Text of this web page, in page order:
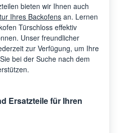
bieten wir Ihnen auch
Ihres Backofens an. Lernen
Türschloss effektiv
Unser freundlicher
zur Verfügung, um Ihre
bei der Suche nach dem
Ersatzteile für Ihren